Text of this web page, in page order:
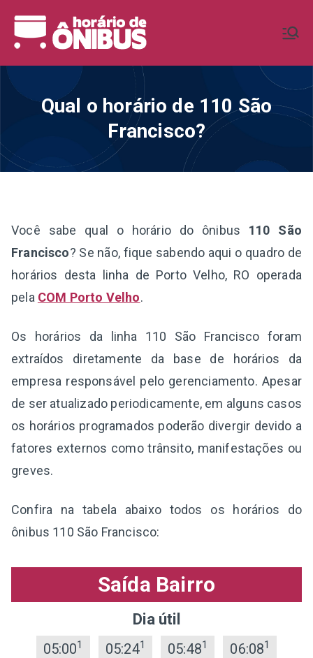
para
Ônibus BR
Horários de Ônibus de todo o
Qual o horário de 110 São
Francisco?
Você sabe qual o horário do ônibus 110 São
Francisco? Se não, fique sabendo aqui o quadro de
horários desta linha de Porto Velho, RO operada
pela COM Porto Velho.
Os horários da linha 110 São Francisco foram
extraídos diretamente da base de horários da
empresa responsável pelo gerenciamento. Apesar
de ser atualizado periodicamente, em alguns casos
os horários programados poderão divergir devido a
fatores externos como trânsito, manifestações ou
greves.
Confira na tabela abaixo todos os horários do
ônibus 110 São Francisco:
Saída Bairro
Dia útil
05:001 05:241 05:481 06:081